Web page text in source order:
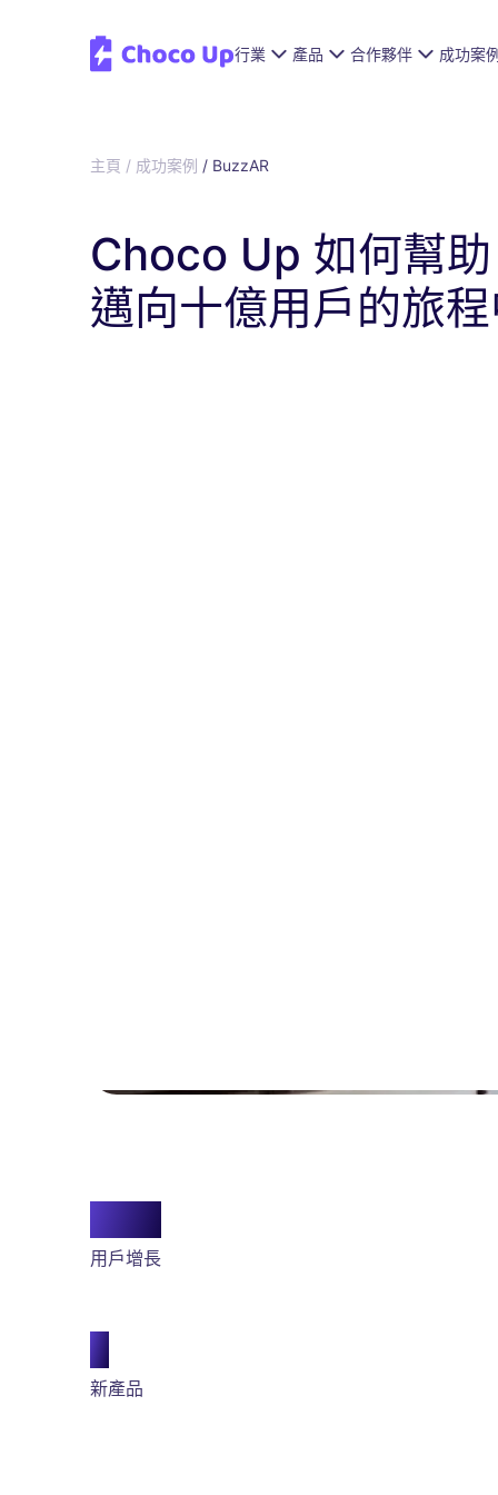
行業 產品 合作夥伴 成功案
主頁 / 成功案例 / BuzzAR
Choco Up 如何幫
邁向十億用戶的旅
用戶增長
5
新產品